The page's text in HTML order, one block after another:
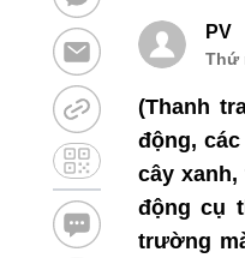
PV
Thứ
(Thanh
động,
cây
động cụ
trường